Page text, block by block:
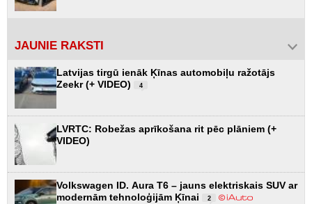
JAUNIE RAKSTI
Latvijas tirgū ienāk Ķīnas automobiļu ražotājs
Zeekr (+ VIDEO)
4
LVRTC: Robežas aprīkošana rit pēc plāniem (+
VIDEO)
Volkswagen ID. Aura T6 – jauns elektriskais SUV ar
modernām tehnoloģijām Ķīnai
2